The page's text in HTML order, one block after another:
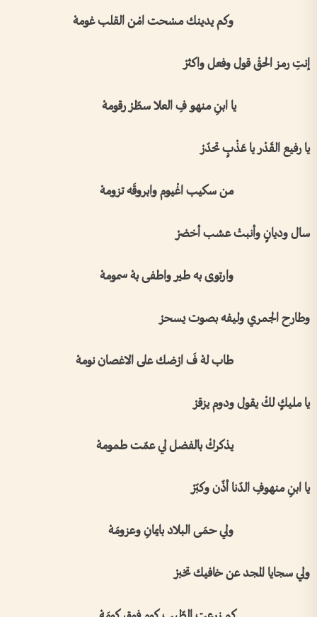
وكم يدينك مسْحت امْن القلب غومهْ
إنتِ رمز الحقْ قول وفعل واكثرْ
يا ابنِ منهو فِ العلا سطّرْ رقومهْ
يا رفيع القَدْر يا عَذْبٍ تحدّرْ
من سكيب اغْيوم وابروقَه تزومهْ
سال وديانٍ وأنبتْ عشب أخضرْ
وارتوى به طير واطفى بهْ سمومهْ
وطارح الجمري وليفه بصوت يسحرْ
طاب لهْ فَ ارْضك على الاغصان نومهْ
يا مليكٍ لكْ يقول ودوم يزقرْ
يذكركْ بالفضل لي عمّت طمومهْ
يا ابنِ منهوفِ الدّنا أذّن وكبّرْ
ولي حمَى البلاد بايمانِ وعزومَهْ
ولي سجايا المجد عن خافيك تخبرْ